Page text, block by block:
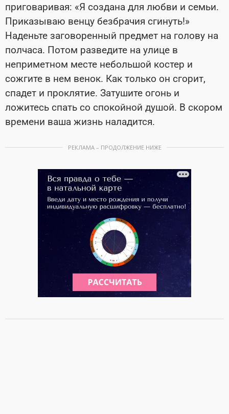
приговаривая: «Я создана для любви и семьи.
Приказываю венцу безбрачия сгинуть!»
Наденьте заговоренный предмет на голову на
полчаса. Потом разведите на улице в
неприметном месте небольшой костер и
сожгите в нем венок. Как только он сгорит,
спадет и проклятие. Затушите огонь и
ложитесь спать со спокойной душой. В скором
времени ваша жизнь наладится.
РЕКЛАМА – ПРОДОЛЖЕНИЕ НИЖЕ